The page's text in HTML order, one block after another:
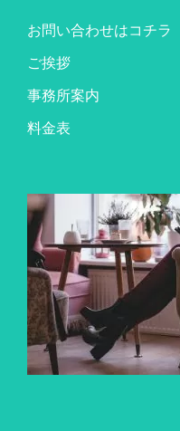
お問い合わせはコチラ
ご挨拶
事務所案内
料金表